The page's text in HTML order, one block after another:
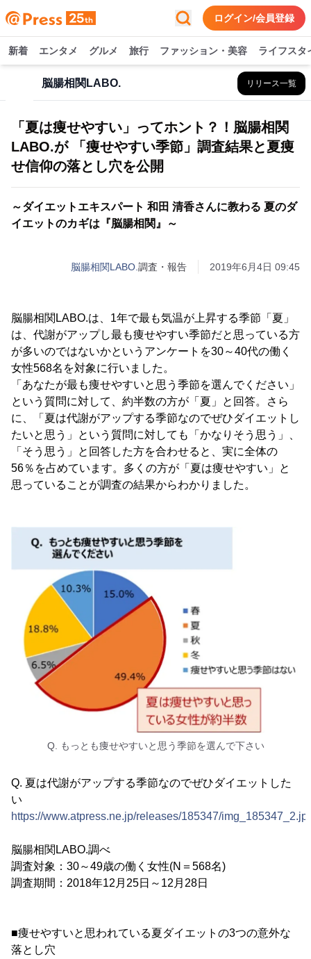
ログイン/会員登録
新着 エンタメ グルメ 旅行 ファッション・美容 ライフスタ
脳腸相関LABO. リリース一覧
「夏は痩せやすい」ってホント？！脳腸相関
LABO.が 「痩せやすい季節」調査結果と夏痩
せ信仰の落とし穴を公開
～ダイエットエキスパート 和田 清香さんに教わる 夏のダ
イエットのカギは『脳腸相関』～
脳腸相関LABO. 調査・報告 2019年6月4日 09:45
脳腸相関LABO.は、1年で最も気温が上昇する季節「夏」
は、代謝がアップし最も痩せやすい季節だと思っている方
が多いのではないかというアンケートを30～40代の働く
女性568名を対象に行いました。
「あなたが最も痩せやすいと思う季節を選んでください」
という質問に対して、約半数の方が「夏」と回答。さら
に、「夏は代謝がアップする季節なのでぜひダイエットし
たいと思う」という質問に対しても「かなりそう思う」、
「そう思う」と回答した方を合わせると、実に全体の
56％を占めています。多くの方が「夏は痩せやすい」と
思っていることが調査の結果からわかりました。
Q. もっとも痩せやすいと思う季節を選んで下さい
Q. 夏は代謝がアップする季節なのでぜひダイエットした
い
https://www.atpress.ne.jp/releases/185347/
脳腸相関LABO.調べ
調査対象：30～49歳の働く女性(N＝568名)
調査期間：2018年12月25日～12月28日
■痩せやすいと思われている夏ダイエットの3つの意外な
落とし穴